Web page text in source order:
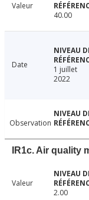
Valeur
40.00
Date
1 juillet
2022
Observation
IR1c. Air quality
Valeur
2.00